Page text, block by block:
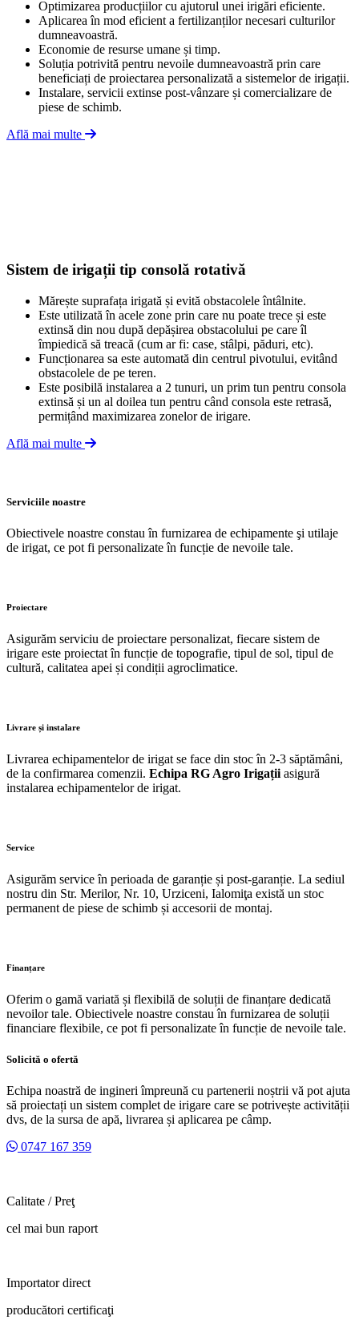
Optimizarea producțiilor cu ajutorul unei irigări eficiente.
Aplicarea în mod eficient a fertilizanților necesari culturilor
dumneavoastră.
Economie de resurse umane și timp.
Soluția potrivită pentru nevoile dumneavoastră prin care
beneficiați de proiectarea personalizată a sistemelor de irigații.
Instalare, servicii extinse post-vânzare și comercializare de
piese de schimb.
Află mai multe
Sistem de irigații tip consolă rotativă
Mărește suprafața irigată și evită obstacolele întâlnite.
Este utilizată în acele zone prin care nu poate trece și este
extinsă din nou după depășirea obstacolului pe care îl
împiedică să treacă (cum ar fi: case, stâlpi, păduri, etc).
Funcționarea sa este automată din centrul pivotului, evitând
obstacolele de pe teren.
Este posibilă instalarea a 2 tunuri, un prim tun pentru consola
extinsă și un al doilea tun pentru când consola este retrasă,
permițând maximizarea zonelor de irigare.
Află mai multe
Serviciile noastre
Obiectivele noastre constau în furnizarea de echipamente şi utilaje
de irigat, ce pot fi personalizate în funcție de nevoile tale.
Proiectare
Asigurăm serviciu de proiectare personalizat, fiecare sistem de
irigare este proiectat în funcție de topografie, tipul de sol, tipul de
cultură, calitatea apei și condiții agroclimatice.
Livrare și instalare
Livrarea echipamentelor de irigat se face din stoc în 2-3 săptămâni,
de la confirmarea comenzii. Echipa RG Agro Irigații asigură
instalarea echipamentelor de irigat.
Service
Asigurăm service în perioada de garanție și post-garanție. La sediul
nostru din Str. Merilor, Nr. 10, Urziceni, Ialomiţa există un stoc
permanent de piese de schimb și accesorii de montaj.
Finanțare
Oferim o gamă variată și flexibilă de soluții de finanțare dedicată
nevoilor tale. Obiectivele noastre constau în furnizarea de soluții
financiare flexibile, ce pot fi personalizate în funcție de nevoile tale.
Solicită o ofertă
Echipa noastră de ingineri împreună cu partenerii noștrii vă pot ajuta
să proiectați un sistem complet de irigare care se potrivește activității
dvs, de la sursa de apă, livrarea și aplicarea pe câmp.
0747 167 359
Calitate / Preţ
cel mai bun raport
Importator direct
producători certificaţi